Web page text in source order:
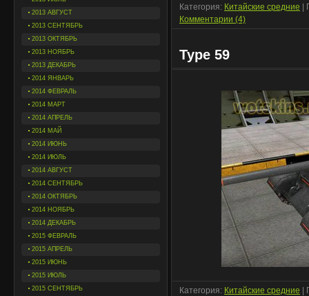
2013 АВГУСТ
2013 СЕНТЯБРЬ
2013 ОКТЯБРЬ
2013 НОЯБРЬ
2013 ДЕКАБРЬ
2014 ЯНВАРЬ
2014 ФЕВРАЛЬ
2014 МАРТ
2014 АПРЕЛЬ
2014 МАЙ
2014 ИЮНЬ
2014 ИЮЛЬ
2014 АВГУСТ
2014 СЕНТЯБРЬ
2014 ОКТЯБРЬ
2014 НОЯБРЬ
2014 ДЕКАБРЬ
2015 ФЕВРАЛЬ
2015 АПРЕЛЬ
2015 ИЮНЬ
2015 ИЮЛЬ
2015 СЕНТЯБРЬ
Категория: Китайские средние |
Комментарии (4)
Type 59
Категория: Китайские средние |